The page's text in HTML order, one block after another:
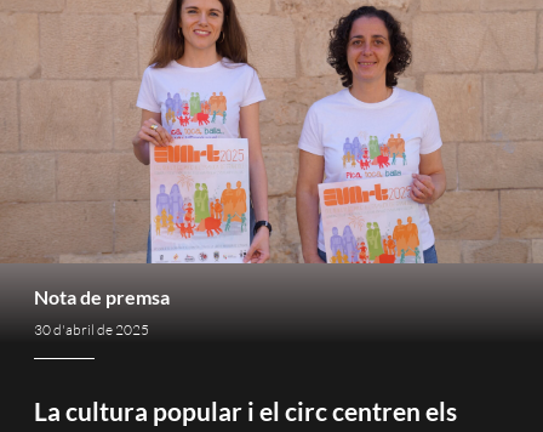
Nota de premsa
30 d'abril de 2025
La cultura popular i el circ centren els